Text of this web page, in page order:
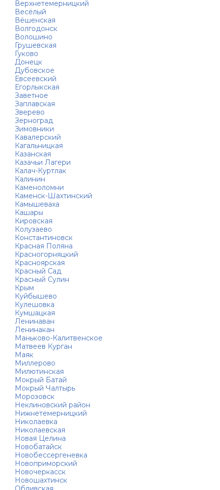
Верхнетемерницкий
Весёлый
Вёшенская
Волгодонск
Волошино
Грушевская
Гуково
Донецк
Дубовское
Евсеевский
Егорлыкская
Заветное
Заплавская
Зверево
Зерноград
Зимовники
Кавалерский
Кагальницкая
Казанская
Казачьи Лагери
Калач-Куртлак
Калинин
Каменоломни
Каменск-Шахтинский
Камышеваха
Кашары
Кировская
Колузаево
Константиновск
Красная Поляна
Красногорняцкий
Красноярская
Красный Сад
Красный Сулин
Крым
Куйбышево
Кулешовка
Кумшацкая
Ленинаван
Ленинакан
Маньково-Калитвенское
Матвеев Курган
Маяк
Миллерово
Милютинская
Мокрый Батай
Мокрый Чалтырь
Морозовск
Неклиновский район
Нижнетемерницкий
Николаевка
Николаевская
Новая Целина
Новобатайск
Новобессергеневка
Новоприморский
Новочеркасск
Новошахтинск